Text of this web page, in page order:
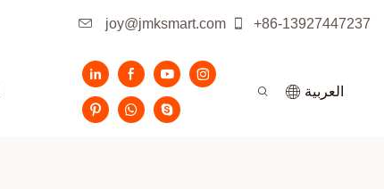
joy@jmksmart.com +86-13927447237
العربية